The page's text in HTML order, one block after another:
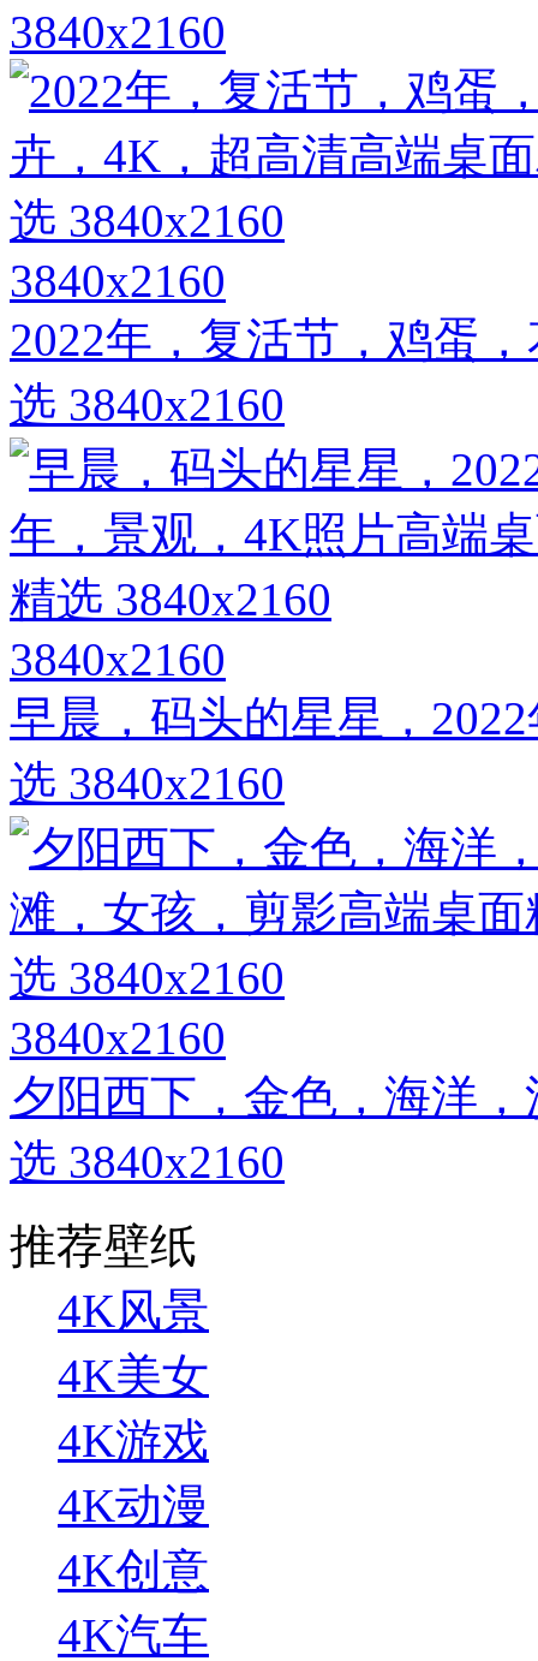
3840x2160
3840x2160
2022年，复活节，鸡蛋
选 3840x2160
3840x2160
早晨，码头的星星，
选 3840x2160
3840x2160
夕阳西下，金色，海洋
选 3840x2160
推荐壁纸
4K风景
4K美女
4K游戏
4K动漫
4K创意
4K汽车